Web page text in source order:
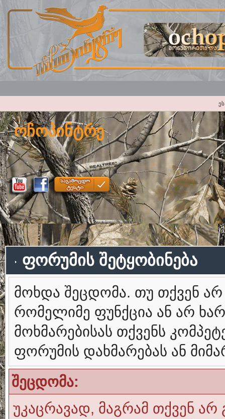
ოჩოპინტრე
ფორუმის შეტყობინება
მოხდა შეცდომა. თუ თქვენ
რომელიმე ფუნქცია ან არ
მოხმარებისას თქვენს
ფორუმის დახმარებას ან
შეცდომა:
უკაცრავად, მაგრამ თქვენ არ